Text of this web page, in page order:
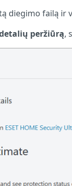
diegimo failą ir
peržiūrą,